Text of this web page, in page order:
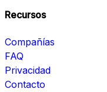
Recursos
Compañías
FAQ
Privacidad
Contacto